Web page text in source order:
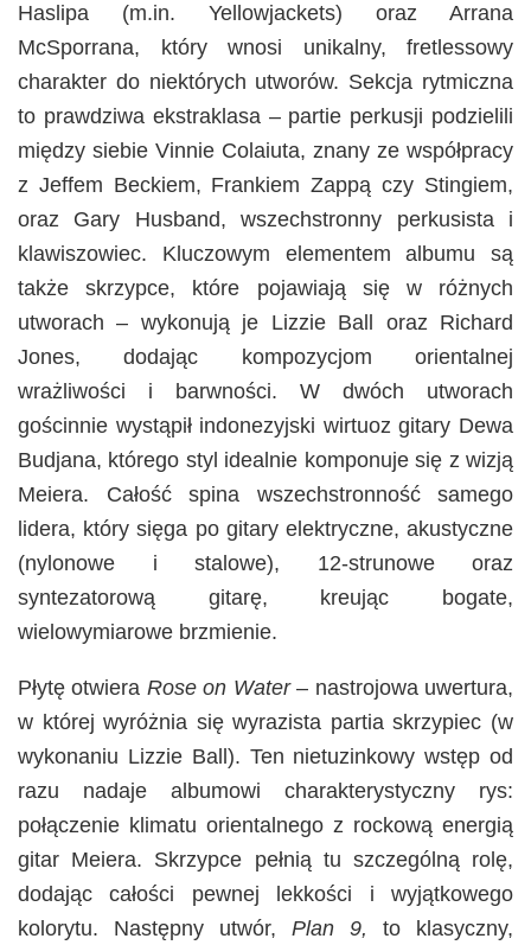
Haslipa (m.in. Yellowjackets) oraz Arrana
McSporrana, który wnosi unikalny, fretlessowy
charakter do niektórych utworów. Sekcja rytmiczna
to prawdziwa ekstraklasa – partie perkusji podzielili
między siebie Vinnie Colaiuta, znany ze współpracy
z Jeffem Beckiem, Frankiem Zappą czy Stingiem,
oraz Gary Husband, wszechstronny perkusista i
klawiszowiec. Kluczowym elementem albumu są
także skrzypce, które pojawiają się w różnych
utworach – wykonują je Lizzie Ball oraz Richard
Jones, dodając kompozycjom orientalnej
wrażliwości i barwności. W dwóch utworach
gościnnie wystąpił indonezyjski wirtuoz gitary Dewa
Budjana, którego styl idealnie komponuje się z wizją
Meiera. Całość spina wszechstronność samego
lidera, który sięga po gitary elektryczne, akustyczne
(nylonowe i stalowe), 12-strunowe oraz
syntezatorową gitarę, kreując bogate,
wielowymiarowe brzmienie.
Płytę otwiera Rose on Water– nastrojowa uwertura,
w której wyróżnia się wyrazista partia skrzypiec (w
wykonaniu Lizzie Ball). Ten nietuzinkowy wstęp od
razu nadaje albumowi charakterystyczny rys:
połączenie klimatu orientalnego z rockową energią
gitar Meiera. Skrzypce pełnią tu szczególną rolę,
dodając całości pewnej lekkości i wyjątkowego
kolorytu. Następny utwór, Plan 9, to klasyczny,